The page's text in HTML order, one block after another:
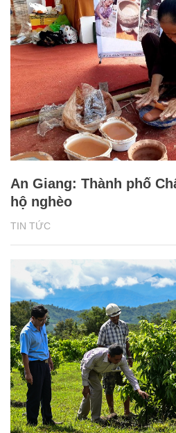
TIN TỨC
An Giang: Thành phố
hộ nghèo